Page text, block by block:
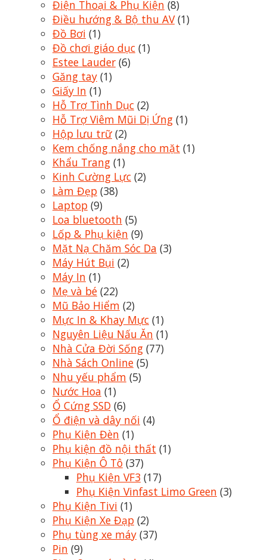
Điện Thoại & Phụ Kiện (8)
Điều hướng & Bộ thu AV (1)
Đồ Bơi (1)
Đồ chơi giáo dục (1)
Estee Lauder (6)
Găng tay (1)
Giấy In (1)
Hỗ Trợ Tình Dục (2)
Hỗ Trợ Viêm Mũi Dị Ứng (1)
Hộp lưu trữ (2)
Kem chống nắng cho mặt (1)
Khẩu Trang (1)
Kinh Cường Lực (2)
Làm Đẹp (38)
Laptop (9)
Loa bluetooth (5)
Lốp & Phụ kiện (9)
Mặt Nạ Chăm Sóc Da (3)
Máy Hút Bụi (2)
Máy In (1)
Mẹ và bé (22)
Mũ Bảo Hiểm (2)
Mực In & Khay Mực (1)
Nguyên Liệu Nấu Ăn (1)
Nhà Cửa Đời Sống (77)
Nhà Sách Online (5)
Nhu yếu phẩm (5)
Nước Hoa (1)
Ổ Cứng SSD (6)
Ổ điện và dây nối (4)
Phụ Kiện Đèn (1)
Phụ kiện đồ nội thất (1)
Phụ Kiện Ô Tô (37)
Phụ Kiện VF3 (17)
Phụ Kiện Vinfast Limo Green (3)
Phụ Kiện Tivi (1)
Phụ Kiện Xe Đạp (2)
Phụ tùng xe máy (37)
Pin (9)